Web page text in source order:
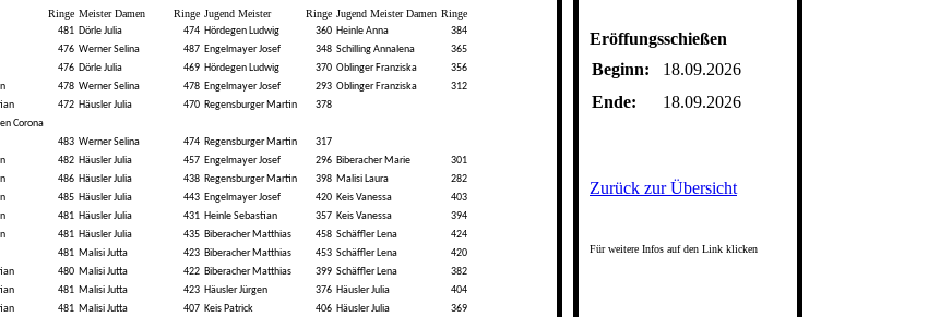
Eröffungsschießen
Beginn:
18.09.2026
Ende:
18.09.2026
Zurück zur Übersicht
Für weitere Infos auf den Link klicken